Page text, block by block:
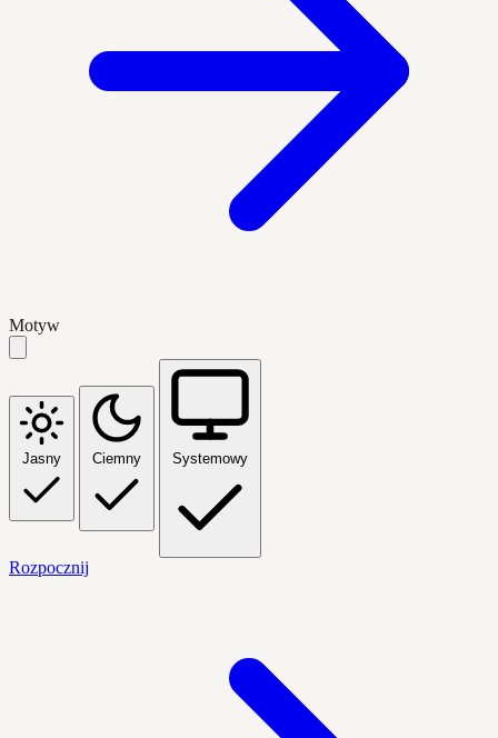
Motyw
Jasny Ciemny Systemowy
Rozpocznij